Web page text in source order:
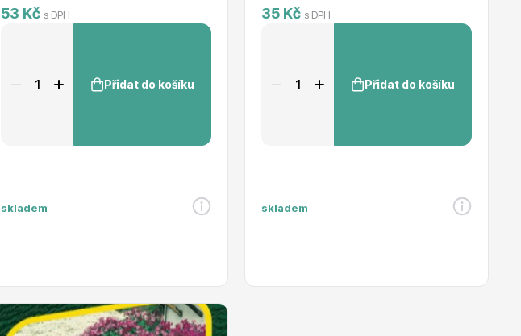
53 Kč s DPH
Přidat do košíku
skladem
35 Kč s DPH
Přidat do košíku
skladem